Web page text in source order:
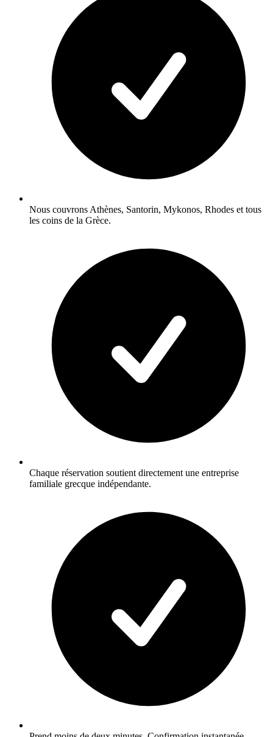
Nous couvrons Athènes, Santorin, Mykonos, Rhodes et tous
les coins de la Grèce.
Chaque réservation soutient directement une entreprise
familiale grecque indépendante.